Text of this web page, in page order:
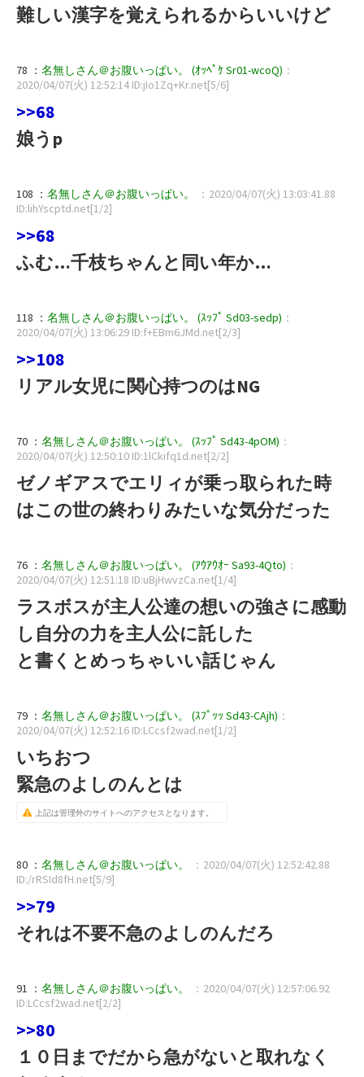
難しい漢字を覚えられるからいいけど
78 ： 名無しさん＠お腹いっぱい。 (ｵｯﾍﾟｹ Sr01-wcoQ) ：
2020/04/07(火) 12:52:14 ID:jIo1Zq+Kr.net[5/6]
>>68
娘うp
108 ： 名無しさん＠お腹いっぱい。
：2020/04/07(火) 13:03:41.88
ID:lihYscptd.net[1/2]
>>68
ふむ…千枝ちゃんと同い年か…
118 ： 名無しさん＠お腹いっぱい。 (ｽｯﾌﾟ Sd03-sedp) ：
2020/04/07(火) 13:06:29 ID:f+EBm6JMd.net[2/3]
>>108
リアル女児に関心持つのはNG
70 ： 名無しさん＠お腹いっぱい。 (ｽｯﾌﾟ Sd43-4pOM) ：
2020/04/07(火) 12:50:10 ID:1lCkifq1d.net[2/2]
ゼノギアスでエリィが乗っ取られた時
はこの世の終わりみたいな気分だった
76 ： 名無しさん＠お腹いっぱい。 (ｱｳｱｳｵｰ Sa93-4Qto) ：
2020/04/07(火) 12:51:18 ID:uBjHwvzCa.net[1/4]
ラスボスが主人公達の想いの強さに感動
し自分の力を主人公に託した
と書くとめっちゃいい話じゃん
79 ： 名無しさん＠お腹いっぱい。 (ｽﾌﾟｯｯ Sd43-CAjh) ：
2020/04/07(火) 12:52:16 ID:LCcsf2wad.net[1/2]
いちおつ
緊急のよしのんとは
上記は管理外のサイトへのアクセスとなります。
80 ： 名無しさん＠お腹いっぱい。
：2020/04/07(火) 12:52:42.88
ID:/rRSId8fH.net[5/9]
>>79
それは不要不急のよしのんだろ
91 ： 名無しさん＠お腹いっぱい。
：2020/04/07(火) 12:57:06.92
ID:LCcsf2wad.net[2/2]
>>80
１０日までだから急がないと取れなく